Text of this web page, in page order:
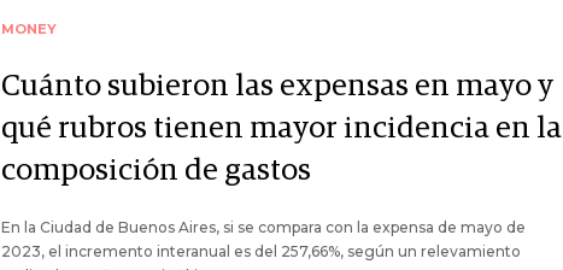
MONEY
Cuánto subieron las expensas en mayo y
qué rubros tienen mayor incidencia en la
composición de gastos
En la Ciudad de Buenos Aires, si se compara con la expensa de mayo de
2023, el incremento interanual es del 257,66%, según un relevamiento